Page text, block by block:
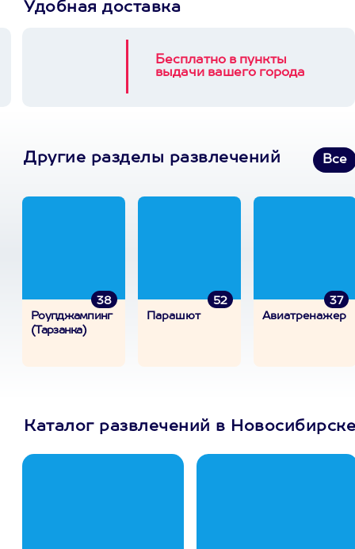
Удобная доставка
Бесплатно в пункты
выдачи вашего города
Другие разделы развлечений Все
38
Роупджампинг
(Тарзанка)
52
Парашют
37
Авиатренажер
Каталог развлечений в Новосибирске